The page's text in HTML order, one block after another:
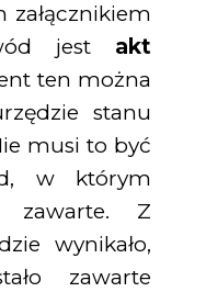
załącznikiem
jest akt
ten można
stanu
musi to być
w którym
zawarte. Z
wynikało,
zawarte